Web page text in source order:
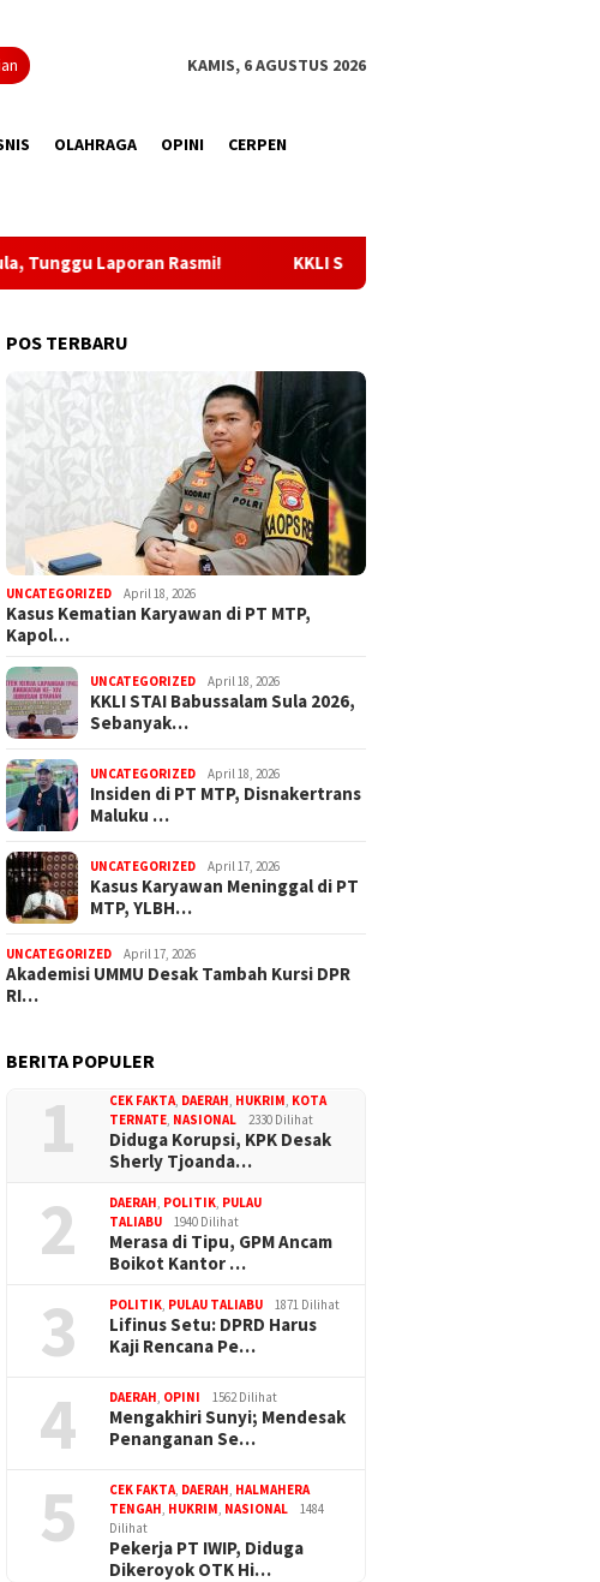
KAMIS, 6 AGUSTUS 2026
OLAHRAGA OPINI CERPEN
KKLI STAI Babussalam Sula 2026, Sebanyak 65 Mahasiswa
POS TERBARU
UNCATEGORIZED April 18, 2026
Kasus Kematian Karyawan di PT MTP,
Kapol…
UNCATEGORIZED April 18, 2026
KKLI STAI Babussalam Sula 2026,
Sebanyak…
UNCATEGORIZED April 18, 2026
Insiden di PT MTP, Disnakertrans
Maluku …
UNCATEGORIZED April 17, 2026
Kasus Karyawan Meninggal di PT
MTP, YLBH…
UNCATEGORIZED April 17, 2026
Akademisi UMMU Desak Tambah Kursi DPR
RI…
BERITA POPULER
1 CEK FAKTA DAERAH HUKRIM KOTA
TERNATE NASIONAL 2330 Dilihat
Diduga Korupsi, KPK Desak
Sherly Tjoanda…
2 DAERAH POLITIK PULAU
TALIABU
1940 Dilihat
Merasa di Tipu, GPM Ancam
Boikot Kantor …
3 POLITIK PULAU TALIABU 1871 Dilihat
Lifinus Setu: DPRD Harus
Kaji Rencana Pe…
4 DAERAH OPINI 1562 Dilihat
Mengakhiri Sunyi; Mendesak
Penanganan Se…
5 CEK FAKTA DAERAH HALMAHERA
TENGAH HUKRIM NASIONAL
1484
Dilihat
Pekerja PT IWIP, Diduga
Dikeroyok OTK Hi…